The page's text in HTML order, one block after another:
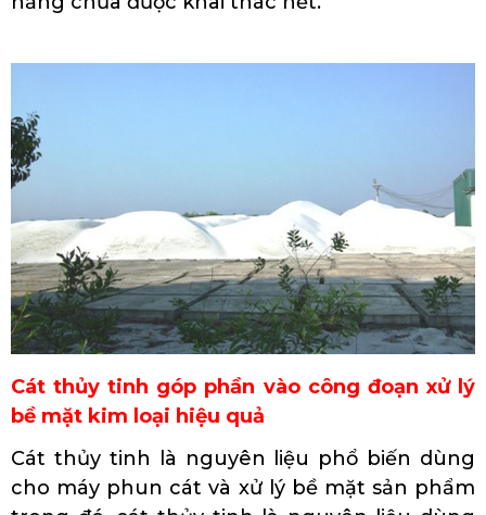
Cát thủy tinh góp phần vào công đoạn xử lý
bề mặt kim loại hiệu quả
Cát thủy tinh là nguyên liệu phổ biến dùng
cho máy phun cát và xử lý bề mặt sản phẩm